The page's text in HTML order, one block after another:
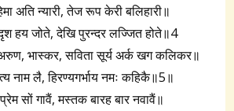
अति न्यारी, तेज रूप केरी बलिहारी॥
हय जोते, देखि पुरन्दर लज्जित होते॥4
अरुण, भास्कर, सविता सूर्य अर्क खग कलिकर॥
नाम लै, हिरण्यगर्भाय नमः कहिकै॥5॥
प्रेम सों गावैं, मस्तक बारह बार नवावैं॥